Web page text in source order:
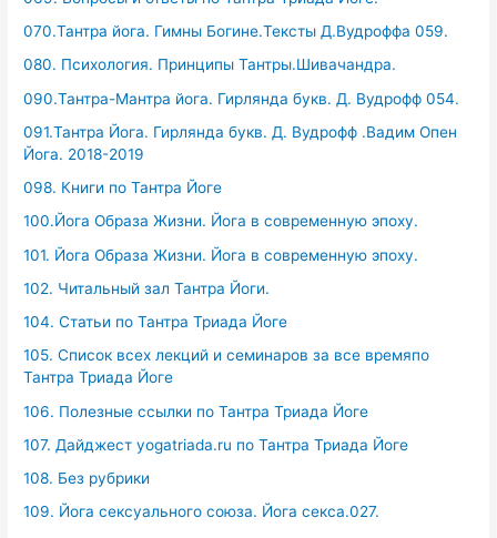
070.Тантра йога. Гимны Богине.Тексты Д.Вудроффа 059.
080. Психология. Принципы Тантры.Шивачандра.
090.Тантра-Мантра йога. Гирлянда букв. Д. Вудрофф 054.
091.Тантра Йога. Гирлянда букв. Д. Вудрофф .Вадим Опен
Йога. 2018-2019
098. Книги по Тантра Йоге
100.Йога Образа Жизни. Йога в современную эпоху.
101. Йога Образа Жизни. Йога в современную эпоху.
102. Читальный зал Тантра Йоги.
104. Статьи по Тантра Триада Йоге
105. Список всех лекций и семинаров за все времяпо
Тантра Триада Йоге
106. Полезные ссылки по Тантра Триада Йоге
107. Дайджест yogatriada.ru по Тантра Триада Йоге
108. Без рубрики
109. Йога сексуального союза. Йога секса.027.